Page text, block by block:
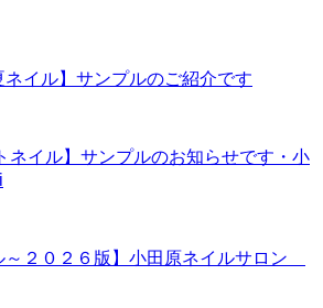
イル】サンプルのご紹介です
ネイル】サンプルのお知らせです・小
～２０２６版】小田原ネイルサロン